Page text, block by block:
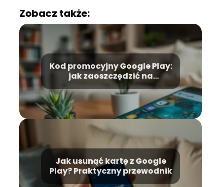
Zobacz także:
Kod promocyjny Google Play:
jak zaoszczędzić na
zakupach online?
Jak usunąć kartę z Google
Play? Praktyczny przewodnik